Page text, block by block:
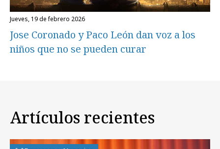
jueves, 19 de febrero 2026
Jose Coronado y Paco León dan voz a los
niños que no se pueden curar
Artículos recientes